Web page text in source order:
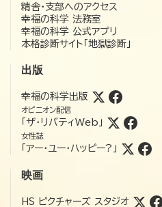
精舎・支部へのアクセス
幸福の科学 法務室
幸福の科学 公式アプリ
本格診断サイト「地獄診断」
出版
幸福の科学出版
オピニオン配信
「ザ・リバティWeb」
女性誌
「アー・ユー・ハッピー?」
映画
HS ピクチャーズ スタジオ